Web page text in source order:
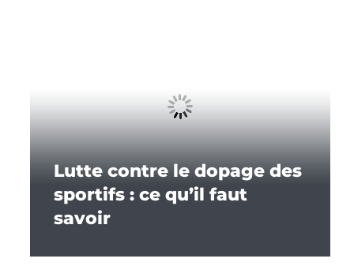
Lutte contre le dopage des
sportifs : ce qu’il faut
savoir